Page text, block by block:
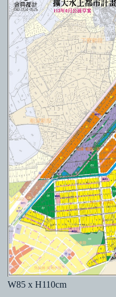
W85 x H110cm